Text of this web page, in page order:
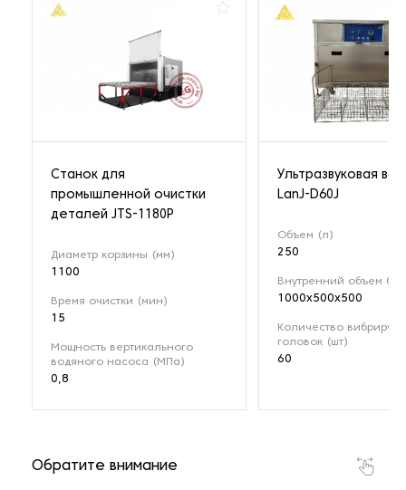
Станок для
промышленной очистки
деталей JTS-1180P
Диаметр корзины (мм)
1100
Время очистки (мин)
15
Мощность вертикального
водяного насоса (МПа)
0,8
Ультразвуковая
LanJ-D60J
Объем (л)
250
Внутренний объем
1000х500х500
Количество
головок (шт)
60
Обратите внимание